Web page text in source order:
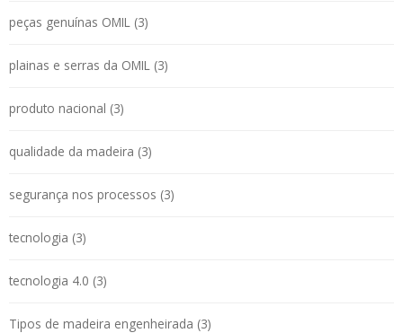
peças genuínas OMIL (3)
plainas e serras da OMIL (3)
produto nacional (3)
qualidade da madeira (3)
segurança nos processos (3)
tecnologia (3)
tecnologia 4.0 (3)
Tipos de madeira engenheirada (3)